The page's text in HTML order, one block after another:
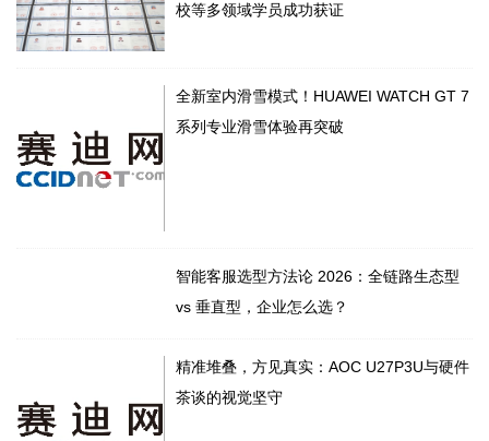
校等多领域学员成功获证
全新室内滑雪模式！HUAWEI WATCH GT 7
系列专业滑雪体验再突破
智能客服选型方法论 2026：全链路生态型
vs 垂直型，企业怎么选？
精准堆叠，方见真实：AOC U27P3U与硬件
茶谈的视觉坚守